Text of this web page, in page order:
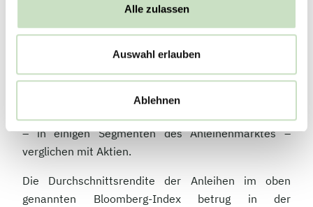
Alle zulassen
Auswahl erlauben
Ablehnen
nochmals in Akronymen zu sprechen, ist
mittlerweile TARA statt TINA angesagt. Dies steht für
ausgedrückt werden, dass der Anleihenmarkt
mittlerweile wieder eine Investmentalternative
darstellt. Dies gilt sowohl im Vergleich zur
– in einigen Segmenten des Anleihenmarktes –
verglichen mit Aktien.
Die Durchschnittsrendite der Anleihen im oben
genannten Bloomberg-Index betrug in der